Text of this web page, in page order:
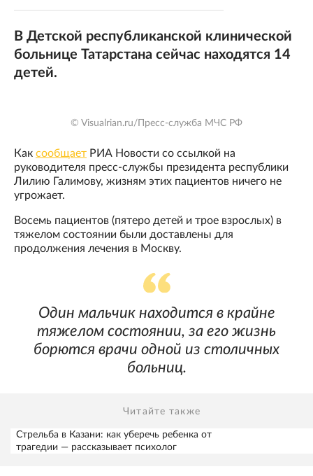
В Детской республиканской клинической
больнице Татарстана сейчас находятся 14
детей.
© Visualrian.ru/Пресс-служба МЧС РФ
Как сообщает РИА Новости со ссылкой на
руководителя пресс-службы президента республики
Лилию Галимову, жизням этих пациентов ничего не
угрожает.
Восемь пациентов (пятеро детей и трое взрослых) в
тяжелом состоянии были доставлены для
продолжения лечения в Москву.
Один мальчик находится в крайне
тяжелом состоянии, за его жизнь
борются врачи одной из столичных
больниц.
Читайте также
Стрельба в Казани: как уберечь ребенка от
трагедии — рассказывает психолог